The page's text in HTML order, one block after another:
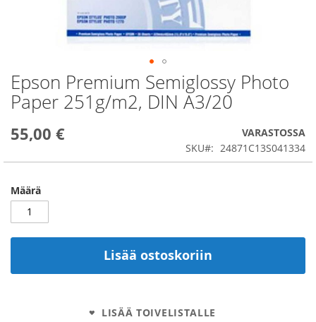
Epson Premium Semiglossy Photo
Paper 251g/m2, DIN A3/20
55,00 €
VARASTOSSA
SKU
24871C13S041334
Määrä
Lisää ostoskoriin
LISÄÄ TOIVELISTALLE
Skip
to
the
of